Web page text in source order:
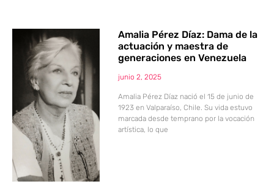
Amalia Pérez Díaz: Dama de la
actuación y maestra de
generaciones en Venezuela
junio 2, 2025
Amalia Pérez Díaz nació el 15 de junio de
1923 en Valparaíso, Chile. Su vida estuvo
marcada desde temprano por la vocación
artística, lo que